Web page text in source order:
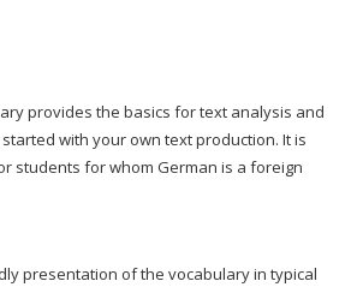
provides the basics for text analysis and
with your own text production. It is
students for whom German is a foreign
presentation of the vocabulary in typical